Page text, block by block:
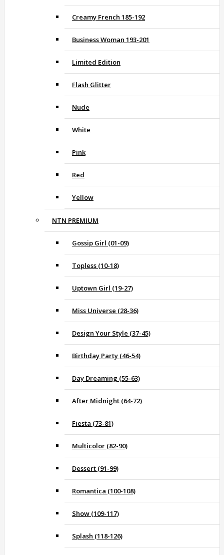
Creamy French 185-192
Business Woman 193-201
Limited Edition
Flash Glitter
Nude
White
Pink
Red
Yellow
NTN PREMIUM
Gossip Girl (01-09)
Topless (10-18)
Uptown Girl (19-27)
Miss Universe (28-36)
Design Your Style (37-45)
Birthday Party (46-54)
Day Dreaming (55-63)
After Midnight (64-72)
Fiesta (73-81)
Multicolor (82-90)
Dessert (91-99)
Romantica (100-108)
Show (109-117)
Splash (118-126)